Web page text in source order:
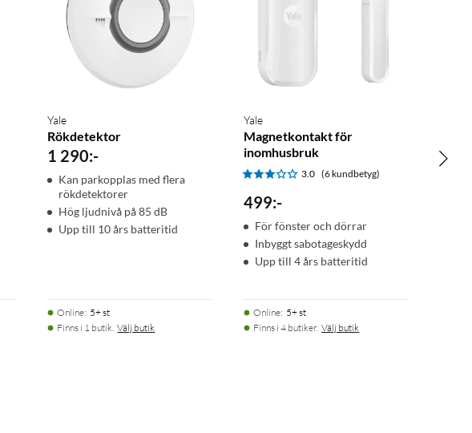
Yale
Rökdetektor
1 290:-
Kan parkopplas med flera
rökdetektorer
Hög ljudnivå på 85 dB
Upp till 10 års batteritid
Online: 5+ st
Finns i 1 butik. Välj butik
Yale
Magnetkontakt för
inomhusbruk
3.0 (6 kundbetyg)
499:-
För fönster och dörrar
Inbyggt sabotageskydd
Upp till 4 års batteritid
Online: 5+ st
Finns i 4 butiker. Välj butik